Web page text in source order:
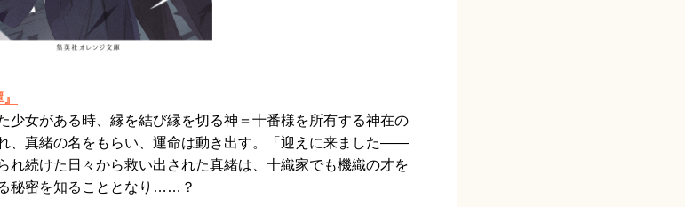
少女がある時、縁を結び縁を切る神＝十番様を所有する神在の
、真緒の名をもらい、運命は動き出す。「迎えに来ました――
れ続けた日々から救い出された真緒は、十織家でも機織の才を
秘密を知ることとなり……？